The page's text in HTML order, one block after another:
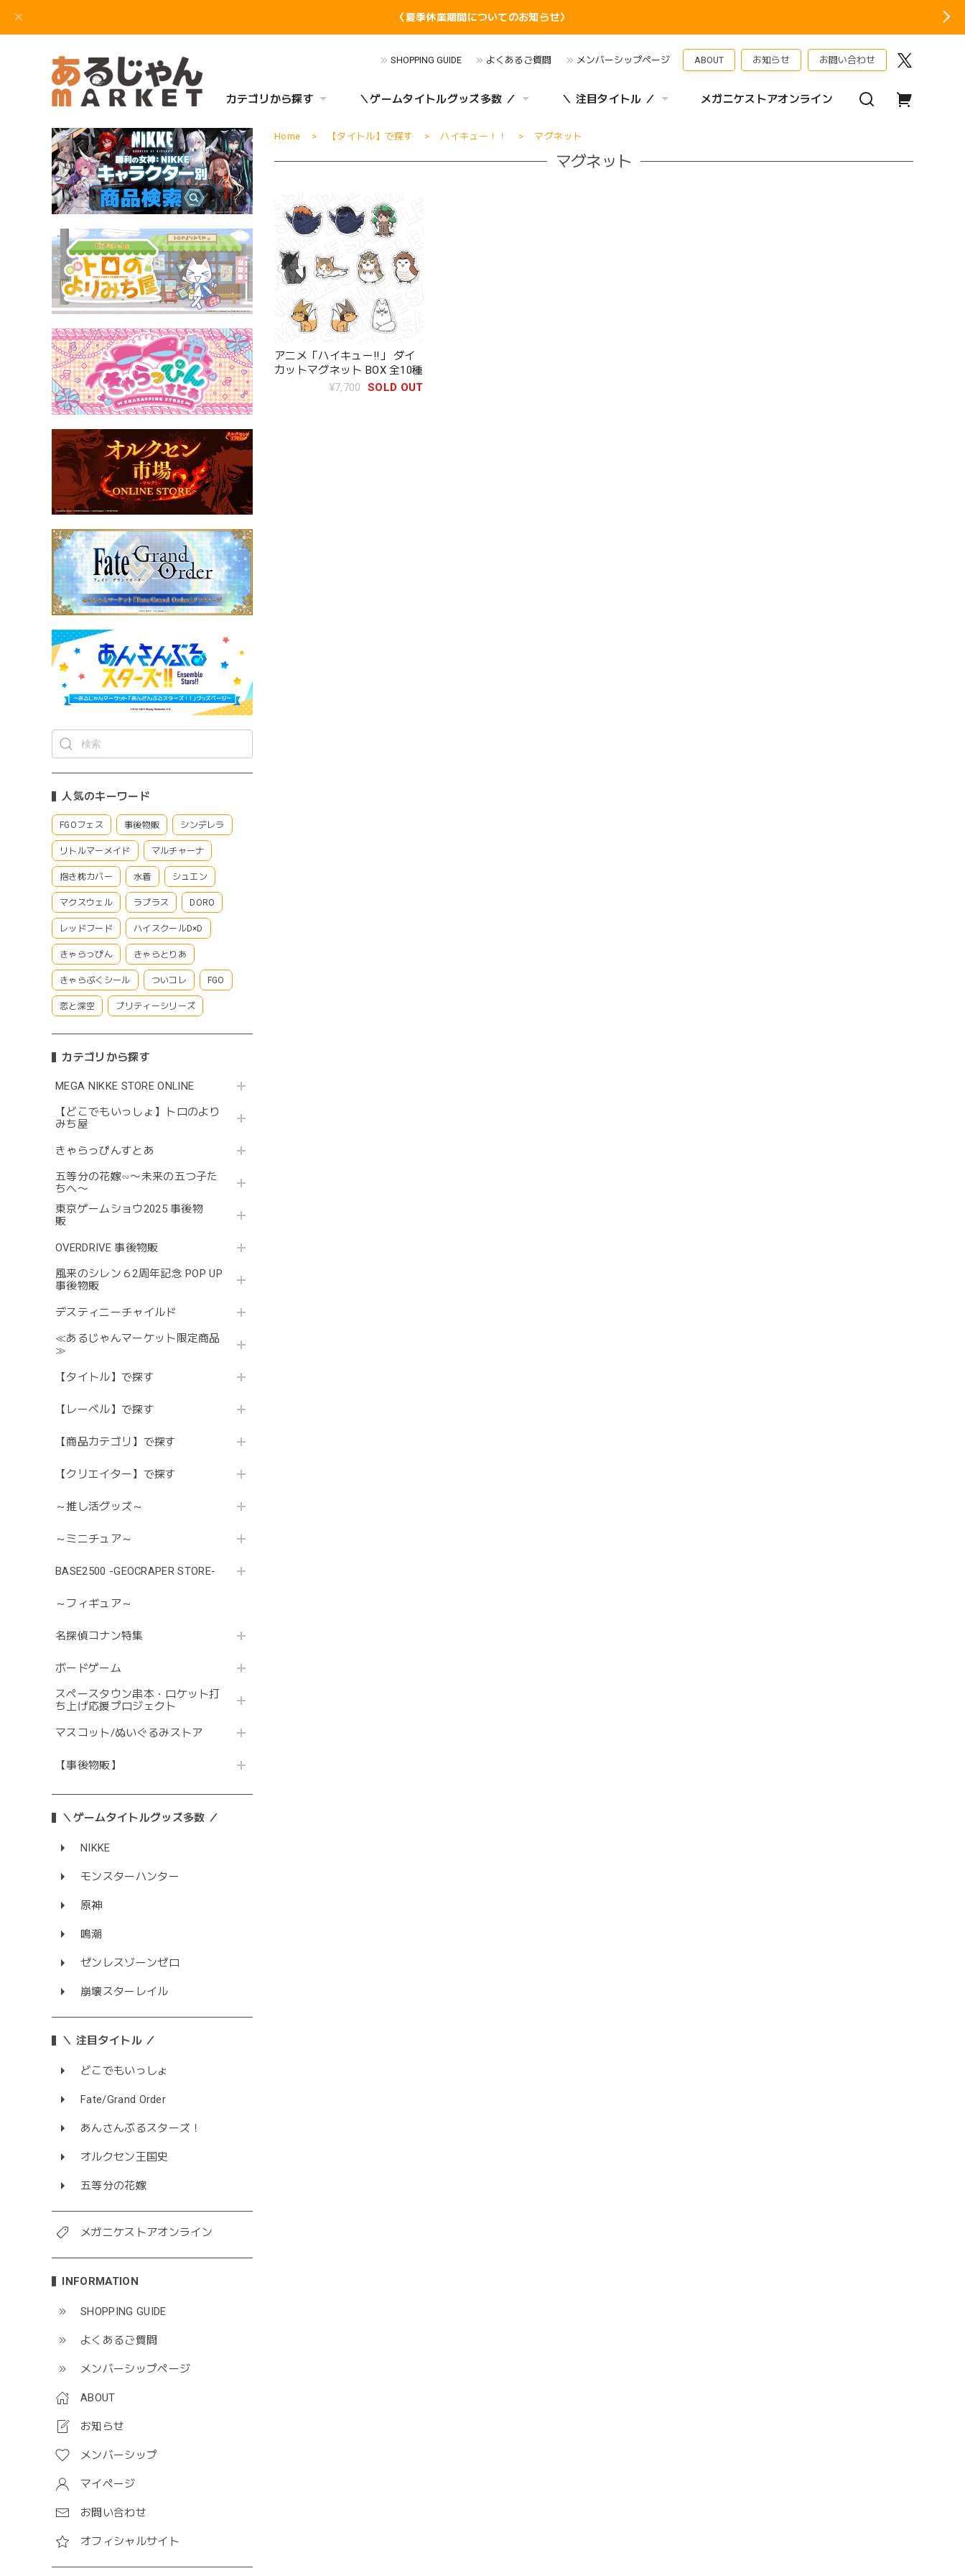
〈夏季休業期間についてのお知らせ〉
SHOPPING GUIDE よくあるご質問 メンバーシップページ ABOUT お知らせ お問い合わせ
カテゴリから探す ＼ゲームタイトルグッズ多数 ／ ＼ 注目タイトル ／ メガニケストアオンライン
人気のキーワード
FGOフェス 事後物販 シンデレラ
リトルマーメイド マルチャーナ
抱き枕カバー 水着 シュエン
マクスウェル ラプラス DORO
レッドフード ハイスクールD×D
きゃらっぴん きゃらとりあ
きゃらぷくシール ついコレ FGO
恋と深空 プリティーシリーズ
カテゴリから探す
MEGA NIKKE STORE ONLINE
【どこでもいっしょ】トロのより
みち屋
きゃらっぴんすとあ
五等分の花嫁∽〜未来の五つ子た
ちへ〜
東京ゲームショウ2025 事後物
販
OVERDRIVE 事後物販
風来のシレン６2周年記念 POP UP
事後物販
デスティニーチャイルド
≪あるじゃんマーケット限定商品
≫
【タイトル】で探す
【レーベル】で探す
【商品カテゴリ】で探す
【クリエイター】で探す
～推し活グッズ～
～ミニチュア～
BASE2500 -GEOCRAPER STORE-
～フィギュア～
名探偵コナン特集
ボードゲーム
スペースタウン串本・ロケット打
ち上げ応援プロジェクト
マスコット/ぬいぐるみストア
【事後物販】
＼ゲームタイトルグッズ多数 ／
NIKKE
モンスターハンター
原神
鳴潮
ゼンレスゾーンゼロ
崩壊スターレイル
＼ 注目タイトル ／
どこでもいっしょ
Fate/Grand Order
あんさんぶるスターズ！
オルクセン王国史
五等分の花嫁
メガニケストアオンライン
INFORMATION
SHOPPING GUIDE
よくあるご質問
メンバーシップページ
ABOUT
お知らせ
メンバーシップ
マイページ
お問い合わせ
オフィシャルサイト
Home 【タイトル】で探す ハイキュー！！ マグネット
マグネット
アニメ「ハイキュー!!」 ダイ
カットマグネット BOX 全10種
¥7,700
SOLD OUT